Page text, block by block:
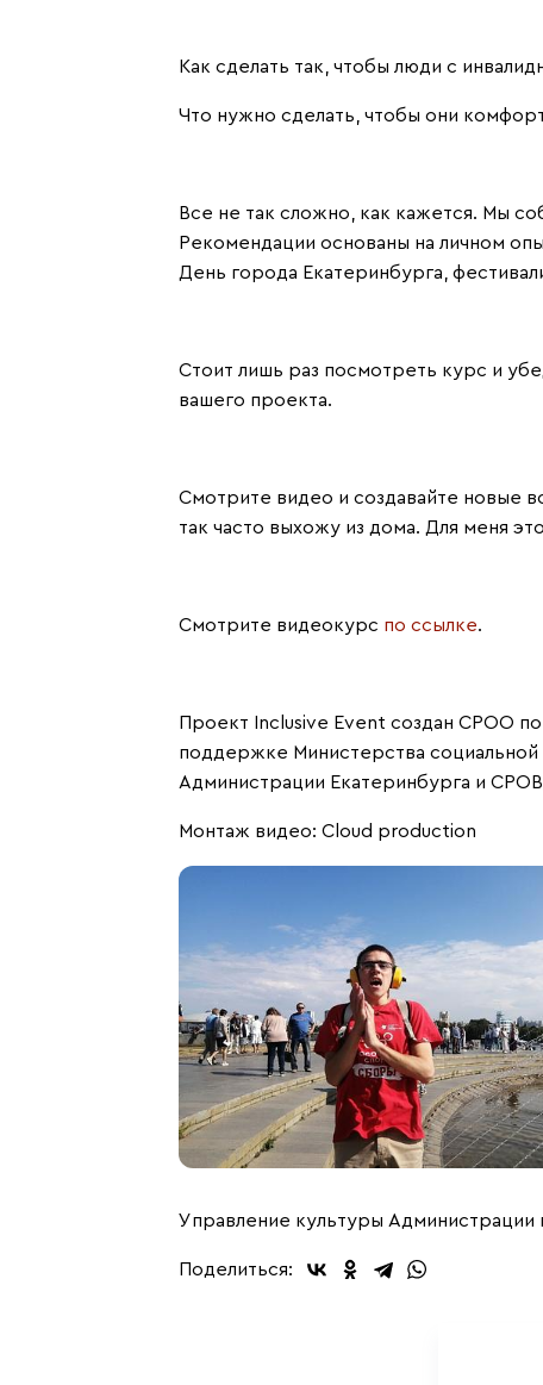
Как сделать так, чтобы люди с
Что нужно сделать, чтобы они
Все не так сложно, как кажется. Мы
Рекомендации основаны на личном
День города Екатеринбурга,
Стоит лишь раз посмотреть курс и
вашего проекта.
Смотрите видео и создавайте новые
так часто выхожу из дома. Для меня
Смотрите видеокурс по ссылке.
Проект Inclusive Event создан СРОО
поддержке Министерства социальной
Администрации Екатеринбурга и
Монтаж видео: Cloud production
Управление культуры Администрации
Поделиться: